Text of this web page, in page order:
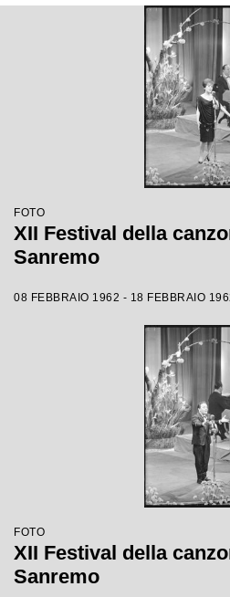
FOTO
XII Festival della
Sanremo
08 FEBBRAIO 1962 - 18 FEBBRAIO
FOTO
XII Festival della
Sanremo